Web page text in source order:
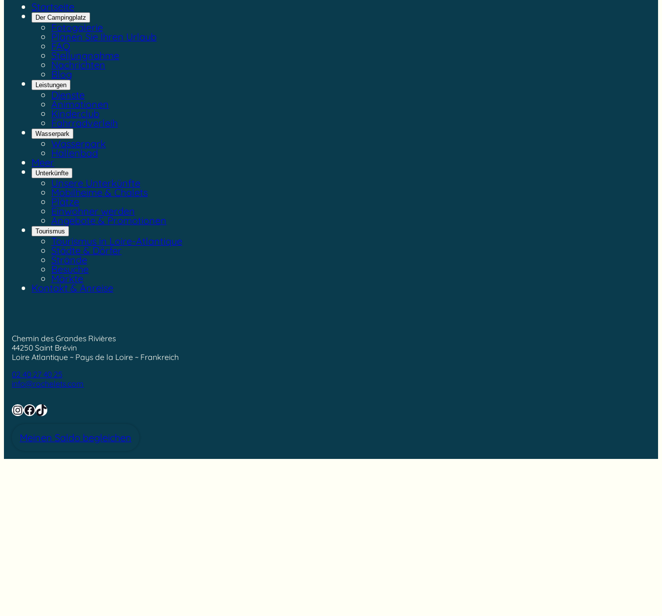
Startseite
Der Campingplatz
Fotogalerie
Planen Sie Ihren Urlaub
FAQ
Stellungnahme
Nachrichten
Blog
Leistungen
Dienste
Animationen
Kinderclub
Fahrradverleih
Wasserpark
Wasserpark
Hallenbad
Meer
Unterkünfte
Unsere Unterkünfte
Mobilheime & Chalets
Plätze
Einwohner werden
Angebote & Promotionen
Tourismus
Tourismus in Loire-Atlantique
Städte & Dörfer
Strände
Besuche
Märkte
Kontakt & Anreise
Chemin des Grandes Rivières
44250 Saint Brévin
Loire Atlantique ~ Pays de la Loire ~ Frankreich
02 40 27 40 25
info@rochelets.com
Instagram
Facebook
TikTok
Meinen Saldo begleichen